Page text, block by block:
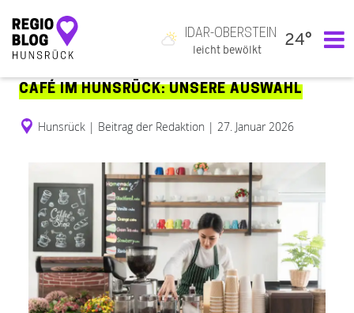
Hauptnavigation
IDAR-OBERSTEIN
leicht bewölkt
24°
CAFÉ IM HUNSRÜCK: UNSERE AUSWAHL
Hunsrück | Beitrag der Redaktion | 27. Januar 2026